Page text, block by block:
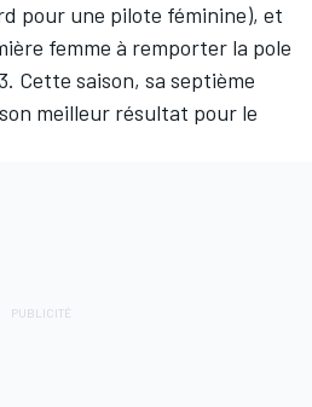
pour une pilote féminine), et
femme à remporter la pole
Cette saison, sa septième
meilleur résultat pour le